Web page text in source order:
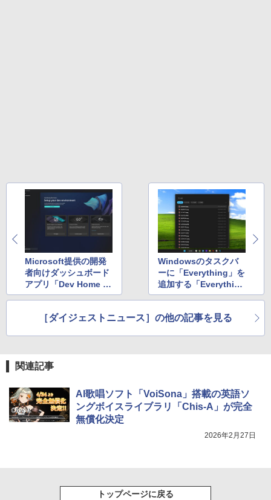
Microsoft提供の開発
者向けダッシュボード
アプリ「Dev Home Pr
eview」v0.15 ほか
Windowsのタスクバ
ーに「Everything」を
追加する「Everything
Toolbar」v1.3.4 ほ
［ダイジェストニュース］の他の記事を見る
関連記事
AI歌唱ソフト「VoiSona」搭載の英語ソ
ングボイスライブラリ「Chis-A」が完全
無償化決定
2026年2月27日
トップページに戻る